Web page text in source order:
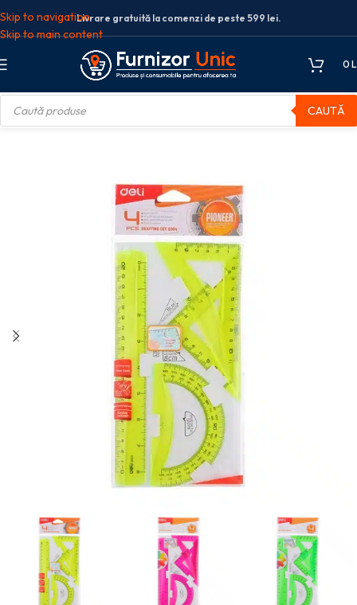
Skip to navigation
Skip to main content
Livrare gratuită la comenzi de peste 599 lei.
0
CAUTĂ
de geometrie